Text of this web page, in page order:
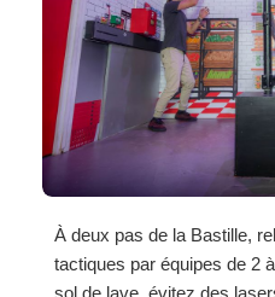
À deux pas de la Bastille,
tactiques par équipes de 2